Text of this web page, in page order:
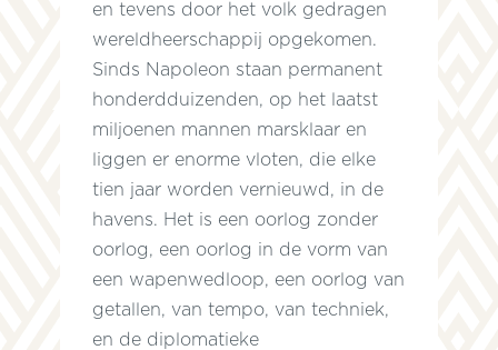
en tevens door het volk gedragen
wereldheerschappij opgekomen.
Sinds Napoleon staan permanent
honderdduizenden, op het laatst
miljoenen mannen marsklaar en
liggen er enorme vloten, die elke
tien jaar worden vernieuwd, in de
havens. Het is een oorlog zonder
oorlog, een oorlog in de vorm van
een wapenwedloop, een oorlog van
getallen, van tempo, van techniek,
en de diplomatieke